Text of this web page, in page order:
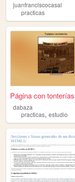
juanfranciscocasal
practicas
Página con tonterías
dabaza
practicas, estudio